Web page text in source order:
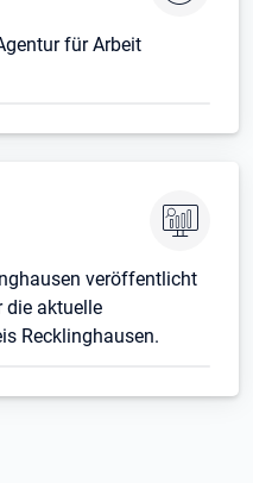
für Arbeit
veröffentlicht
die aktuelle
Recklinghausen.